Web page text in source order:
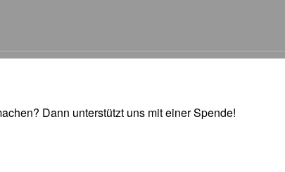
Dann unterstützt uns mit einer Spende!